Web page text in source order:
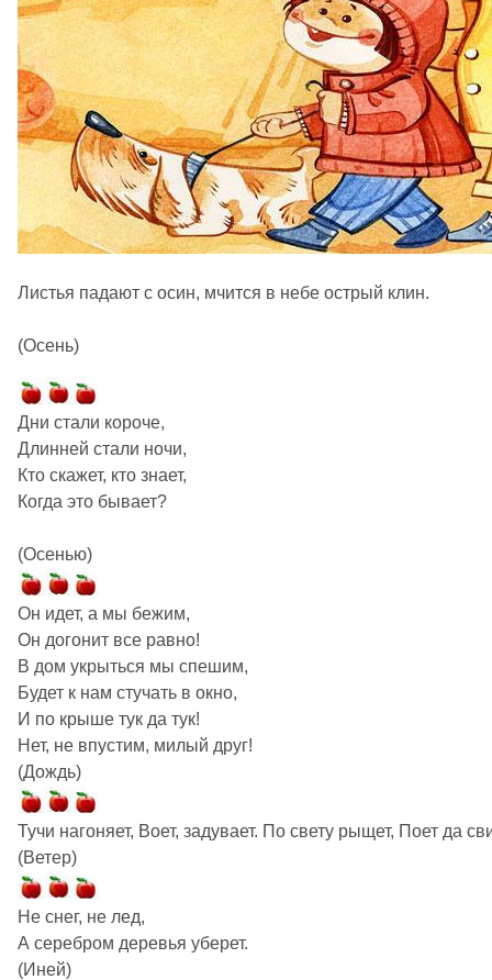
Листья падают с осин, мчится в небе острый клин.
(Осень)
Дни стали короче,
Длинней стали ночи,
Кто скажет, кто знает,
Когда это бывает?
(Осенью)
Он идет, а мы бежим,
Он догонит все равно!
В дом укрыться мы спешим,
Будет к нам стучать в окно,
И по крыше тук да тук!
Нет, не впустим, милый друг!
(Дождь)
Тучи нагоняет, Воет, задувает. По свету рыщет, Поет да
(Ветер)
Не снег, не лед,
А серебром деревья уберет.
(Иней)